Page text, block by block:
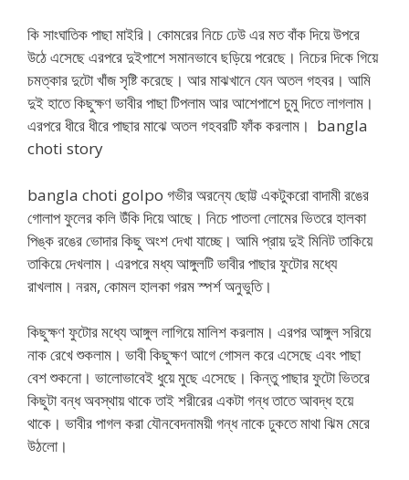
কি সাংঘাতিক পাছা মাইরি। কোমরের নিচে ঢেউ এর মত বাঁক দিয়ে উপরে
উঠে এসেছে এরপরে দুইপাশে সমানভাবে ছড়িয়ে পরেছে। নিচের দিকে গিয়ে
চমত্কার দুটো খাঁজ সৃষ্টি করেছে। আর মাঝখানে যেন অতল গহবর। আমি
দুই হাতে কিছুক্ষণ ভাবীর পাছা টিপলাম আর আশেপাশে চুমু দিতে লাগলাম।
এরপরে ধীরে ধীরে পাছার মাঝে অতল গহবরটি ফাঁক করলাম। bangla
choti story
bangla choti golpo গভীর অরন্যে ছোট্ট একটুকরো বাদামী রঙের
গোলাপ ফুলের কলি উঁকি দিয়ে আছে। নিচে পাতলা লোমের ভিতরে হালকা
পিঙ্ক রঙের ভোদার কিছু অংশ দেখা যাচ্ছে। আমি প্রায় দুই মিনিট তাকিয়ে
তাকিয়ে দেখলাম। এরপরে মধ্য আঙ্গুলটি ভাবীর পাছার ফুটোর মধ্যে
রাখলাম। নরম, কোমল হালকা গরম স্পর্শ অনুভুতি।
কিছুক্ষণ ফুটোর মধ্যে আঙ্গুল লাগিয়ে মালিশ করলাম। এরপর আঙ্গুল সরিয়ে
নাক রেখে শুকলাম। ভাবী কিছুক্ষণ আগে গোসল করে এসেছে এবং পাছা
বেশ শুকনো। ভালোভাবেই ধুয়ে মুছে এসেছে। কিন্তু পাছার ফুটো ভিতরে
কিছুটা বন্ধ অবস্থায় থাকে তাই শরীরের একটা গন্ধ তাতে আবদ্ধ হয়ে
থাকে। ভাবীর পাগল করা যৌনবেদনাময়ী গন্ধ নাকে ঢুকতে মাথা ঝিম মেরে
উঠলো।